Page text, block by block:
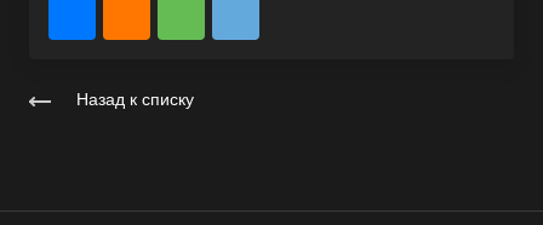
Назад к списку